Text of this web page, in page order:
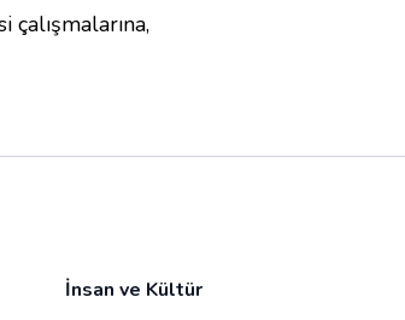
İnsan ve Kültür